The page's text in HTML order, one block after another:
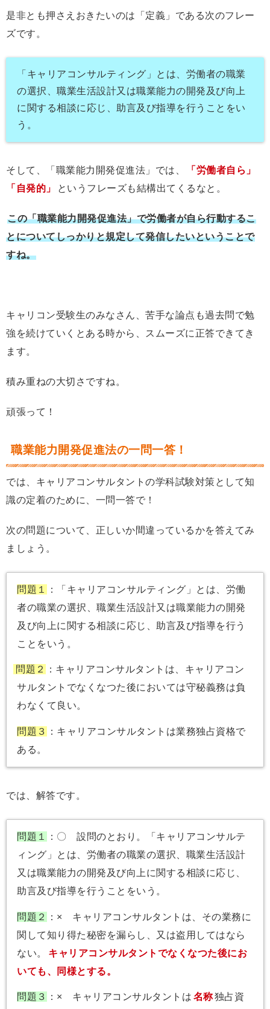
是非とも押さえおきたいのは「定義」である次のフレー
ズです。
「キャリアコンサルティング」とは、労働者の職業
の選択、職業生活設計又は職業能力の開発及び向上
に関する相談に応じ、助言及び指導を行うことをい
う。
そして、「職業能力開発促進法」では、
「労働者自ら」
「自発的」
というフレーズも結構出てくるなと。
この「職業能力開発促進法」で労働者が自ら行動するこ
とについてしっかりと規定して発信したいということで
すね。
キャリコン受験生のみなさん、苦手な論点も過去問で勉
強を続けていくとある時から、スムーズに正答できてき
ます。
積み重ねの大切さですね。
頑張って！
職業能力開発促進法の一問一答！
では、キャリアコンサルタントの学科試験対策として知
識の定着のために、一問一答で！
次の問題について、正しいか間違っているかを答えてみ
ましょう。
問題１
：「キャリアコンサルティング」とは、労働
者の職業の選択、職業生活設計又は職業能力の開発
及び向上に関する相談に応じ、助言及び指導を行う
ことをいう。
問題２
：キャリアコンサルタントは、キャリアコン
サルタントでなくなつた後においては守秘義務は負
わなくて良い。
問題３
：キャリアコンサルタントは業務独占資格で
ある。
では、解答です。
問題１
：〇 設問のとおり。「キャリアコンサルテ
ィング」とは、労働者の職業の選択、職業生活設計
又は職業能力の開発及び向上に関する相談に応じ、
助言及び指導を行うことをいう。
問題２
：× キャリアコンサルタントは、その業務に
関して知り得た秘密を漏らし、又は盗用してはなら
ない。
キャリアコンサルタントでなくなつた後にお
いても、同様とする。
問題３ ：× キャリアコンサルタントは 名称独占資